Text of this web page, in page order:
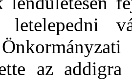
letelepedni
az addigra